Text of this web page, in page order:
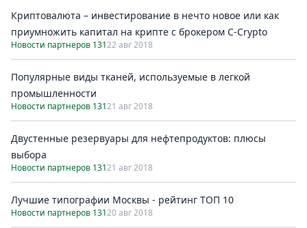
Криптовалюта – инвестирование в нечто новое или как
приумножить капитал на крипте с брокером C-Crypto
Новости партнеров 13122 авг 2018
Популярные виды тканей, используемые в легкой
промышленности
Новости партнеров 13121 авг 2018
Двустенные резервуары для нефтепродуктов: плюсы
выбора
Новости партнеров 13121 авг 2018
Лучшие типографии Москвы - рейтинг ТОП 10
Новости партнеров 13120 авг 2018